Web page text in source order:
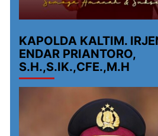
KAPOLDA KALTIM.
ENDAR PRIANTORO,
S.H.,S.IK.,CFE.,M.H